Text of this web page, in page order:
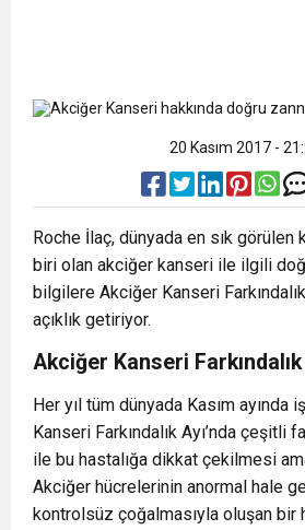
20 Kasım 2017 -
Roche İlaç, dünyada en sık görülen
biri olan akciğer kanseri ile ilgili
bilgilere Akciğer Kanseri
açıklık getiriyor.
Akciğer Kanseri Farkındalık
Her yıl tüm dünyada Kasım ayında
Kanseri Farkındalık Ayı’nda çeşitli
ile bu hastalığa dikkat çekilmesi
Akciğer hücrelerinin anormal hale
kontrolsüz çoğalmasıyla oluşan bir